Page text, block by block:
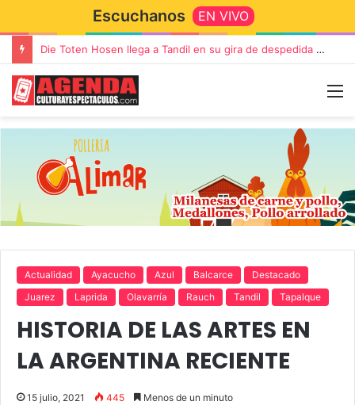
Escuchanos EN VIVO
Die Toten Hosen llega a Tandil en su gira de despedida «Fútbol, Asado, Vino y Adiós Amigos»
Actualidad Ayacucho Azul Balcarce
Destacado
Juarez
Laprida Olavarría Rauch Tandil Tapalque
HISTORIA DE LAS ARTES EN
LA ARGENTINA RECIENTE
15 julio, 2021 445 Menos de un minuto